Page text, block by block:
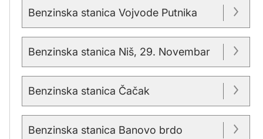
Benzinska stanica Vojvode Putnika
Benzinska stanica Niš, 29. Novembar
Benzinska stanica Čačak
Benzinska stanica Banovo brdo